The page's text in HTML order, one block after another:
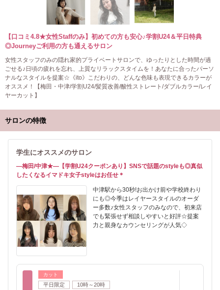
【口コミ4.8★女性Staffのみ】初めての方も安心♪学割U24＆平日特典
◎Journeyご利用の方も通えるサロン
女性スタッフのみの隠れ家的プライベートサロンで、ゆったりとした時間が過
ごせる♪日頃の疲れを忘れ、上質なリラックスタイムを！あなたに合ったパーソ
ナルなスタイルを提案☆《ito》こだわりの、どんな色味も表現できるカラーが
オススメ！【梅田・中津/学割U24/髪質改善/酸性ストレート/ダブルカラー/レイ
ヤーカット】
サロンの特徴
学生にオススメのサロン
―梅田/中津★―【学割U24クーポンあり】SNSで話題のstyleも◎真似
したくなるイマドキ女子styleはお任せ＊
中津駅から30秒!お出かけ前や学校終わり
にも◎今季はレイヤースタイルのオーダ
ー多数♪女性スタッフのみなので、初来店
でも緊張せず相談しやすいと好評☆提案
力と親身なカウンセリングが人気◇
カット
平日限定 10時～20時